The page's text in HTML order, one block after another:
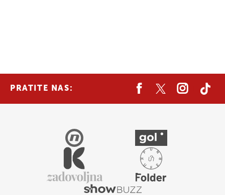
PRATITE NAS: